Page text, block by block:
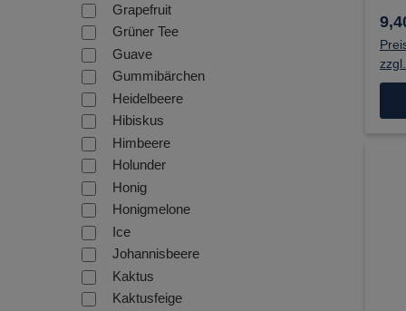
Grapefruit
Grüner Tee
Guave
Gummibärchen
Heidelbeere
Hibiskus
Himbeere
Holunder
Honig
Honigmelone
Ice
Johannisbeere
Kaktus
Kaktusfeige